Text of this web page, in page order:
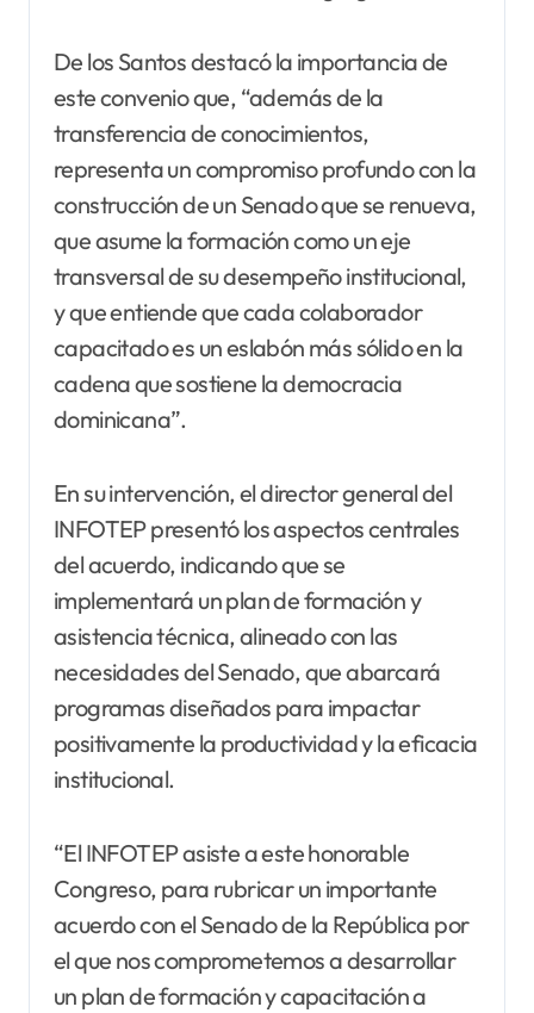
De los Santos destacó la importancia de
este convenio que, “además de la
transferencia de conocimientos,
representa un compromiso profundo con la
construcción de un Senado que se renueva,
que asume la formación como un eje
transversal de su desempeño institucional,
y que entiende que cada colaborador
capacitado es un eslabón más sólido en la
cadena que sostiene la democracia
dominicana”.
En su intervención, el director general del
INFOTEP presentó los aspectos centrales
del acuerdo, indicando que se
implementará un plan de formación y
asistencia técnica, alineado con las
necesidades del Senado, que abarcará
programas diseñados para impactar
positivamente la productividad y la eficacia
institucional.
“El INFOTEP asiste a este honorable
Congreso, para rubricar un importante
acuerdo con el Senado de la República por
el que nos comprometemos a desarrollar
un plan de formación y capacitación a